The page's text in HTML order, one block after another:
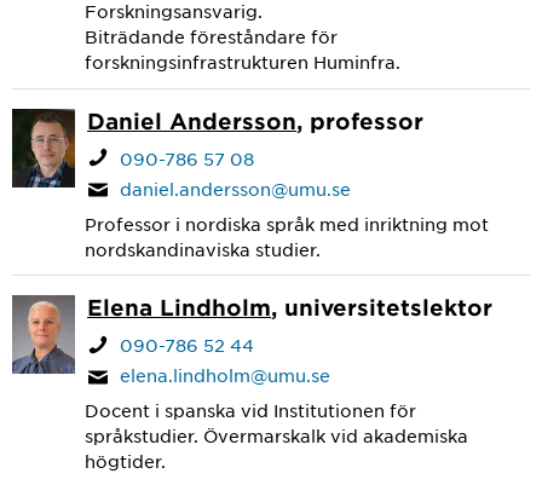
Forskningsansvarig.
Biträdande föreståndare för
forskningsinfrastrukturen Huminfra.
Daniel Andersson, professor
090-786 57 08
daniel.andersson@umu.se
Professor i nordiska språk med inriktning mot
nordskandinaviska studier.
Elena Lindholm, universitetslektor
090-786 52 44
elena.lindholm@umu.se
Docent i spanska vid Institutionen för
språkstudier. Övermarskalk vid akademiska
högtider.